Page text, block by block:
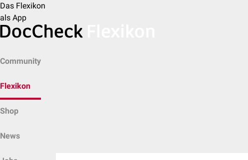
Das Flexikon
als App
Community
Flexikon
Shop
News